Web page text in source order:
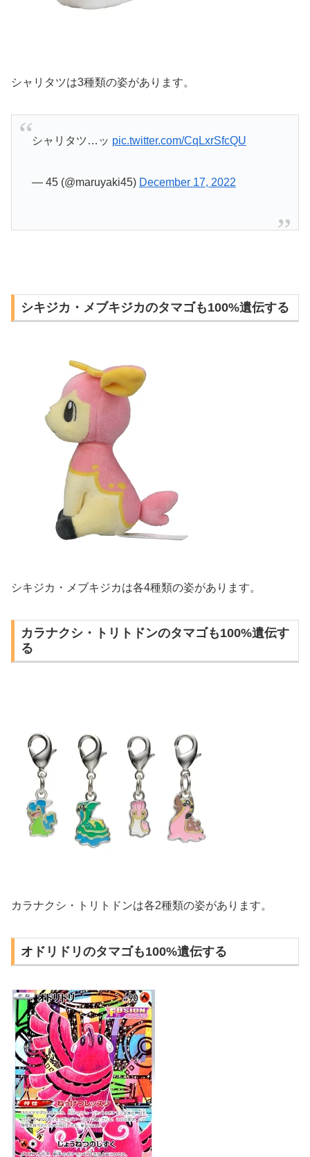
シャリタツは3種類の姿があります。
シャリタツ…ッ pic.twitter.com/CqLxrSfcQU
— 45 (@maruyaki45) December 17, 2022
シキジカ・メブキジカのタマゴも100%遺伝する
シキジカ・メブキジカは各4種類の姿があります。
カラナクシ・トリトドンのタマゴも100%遺伝す
る
カラナクシ・トリトドンは各2種類の姿があります。
オドリドリのタマゴも100%遺伝する